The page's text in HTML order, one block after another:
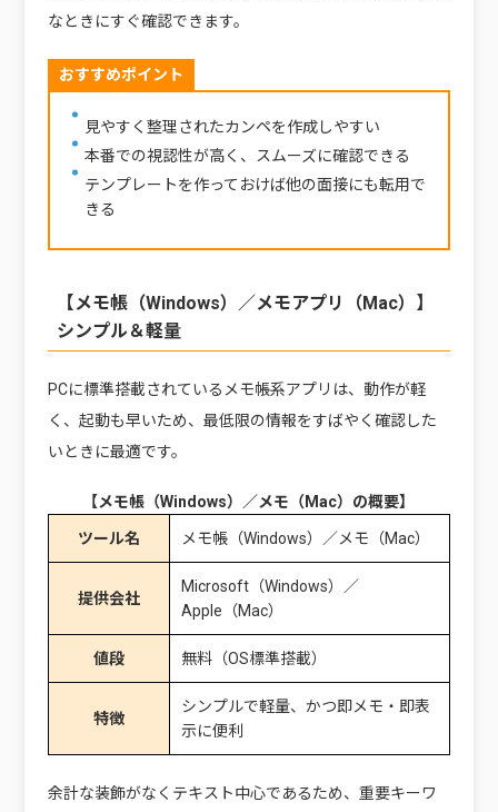
なときにすぐ確認できます。
おすすめポイント
見やすく整理されたカンペを作成しやすい
本番での視認性が高く、スムーズに確認できる
テンプレートを作っておけば他の面接にも転用で
きる
【メモ帳（Windows）／メモアプリ（Mac）】
シンプル＆軽量
PCに標準搭載されているメモ帳系アプリは、動作が軽
く、起動も早いため、最低限の情報をすばやく確認した
いときに最適です。
【メモ帳（Windows）／メモ（Mac）の概要】
ツール名 メモ帳（Windows）／メモ（Mac）
提供会社
Microsoft（Windows）／
Apple（Mac）
値段 無料（OS標準搭載）
特徴
シンプルで軽量、かつ即メモ・即表
示に便利
余計な装飾がなくテキスト中心であるため、重要キーワ